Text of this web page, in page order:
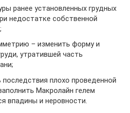
ранее установленных грудных
недостатке собственной
– изменить форму и
утратившей часть
последствия плохо проведенной
Макролайн гелем
впадины и неровности.